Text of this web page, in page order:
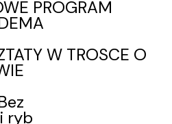
cen:
do
PROGRAM
W TROSCE O
ryb